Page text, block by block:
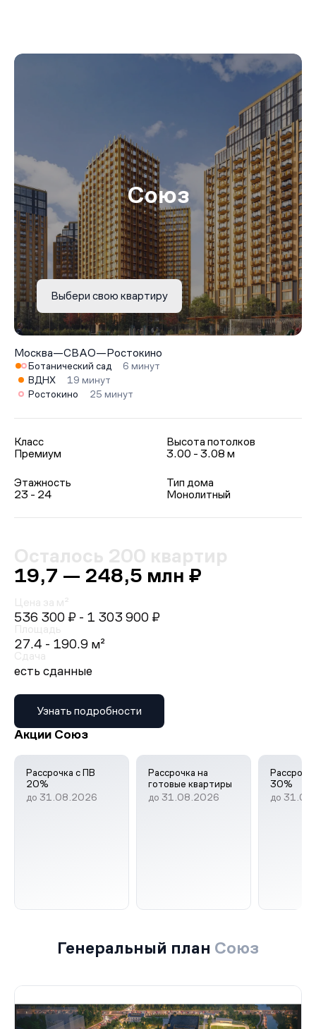
Союз
Выбери свою квартиру
Москва—СВАО—Ростокино
Ботанический сад
6 минут
ВДНХ
19 минут
Ростокино
25 минут
Класс
Премиум
Высота потолков
3.00 - 3.08 м
Этажность
23 - 24
Тип дома
Монолитный
Осталось 200 квартир
19,7 — 248,5 млн ₽
Цена за м²
536 300 ₽ - 1 303 900 ₽
Площадь
27.4 - 190.9 м²
Сдача
есть сданные
Узнать подробности
Акции Союз
Рассрочка с ПВ
20%
до 31.08.2026
Рассрочка на
готовые квартиры
до 31.08.2026
30%
до
Генеральный план Союз